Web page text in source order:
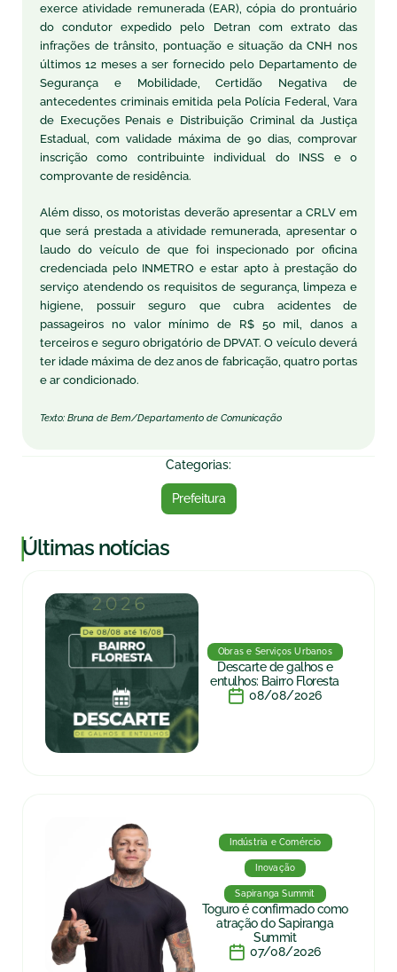
exerce atividade remunerada (EAR), cópia do prontuário
do condutor expedido pelo Detran com extrato das
infrações de trânsito, pontuação e situação da CNH nos
últimos 12 meses a ser fornecido pelo Departamento de
Segurança e Mobilidade, Certidão Negativa de
antecedentes criminais emitida pela Polícia Federal, Vara
de Execuções Penais e Distribuição Criminal da Justiça
Estadual, com validade máxima de 90 dias, comprovar
inscrição como contribuinte individual do INSS e o
comprovante de residência.
Além disso, os motoristas deverão apresentar a CRLV em
que será prestada a atividade remunerada, apresentar o
laudo do veículo de que foi inspecionado por oficina
credenciada pelo INMETRO e estar apto à prestação do
serviço atendendo os requisitos de segurança, limpeza e
higiene, possuir seguro que cubra acidentes de
passageiros no valor mínimo de R$ 50 mil, danos a
terceiros e seguro obrigatório de DPVAT. O veículo deverá
ter idade máxima de dez anos de fabricação, quatro portas
e ar condicionado.
Texto: Bruna de Bem/Departamento de Comunicação
Categorias:
Prefeitura
|Últimas notícias
Obras e Serviços Urbanos
Descarte de galhos e
entulhos: Bairro Floresta
08/08/2026
Indústria e Comércio
Inovação
Sapiranga Summit
Toguro é confirmado como
atração do Sapiranga
Summit
07/08/2026